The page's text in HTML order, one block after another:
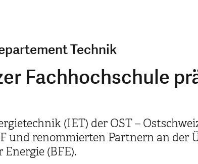
Technik
Fachhochschule
(IET) der OST –
und renommierten Partnern an der
(BFE).